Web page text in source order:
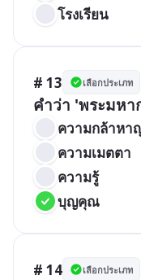
โรงเรียน
# 13 เลือกประเภท
คำว่า 'พระมห
ความกล้าหา
ความเมตตา
ความรู้
บุญคุณ
# 14 เลือกประเภท